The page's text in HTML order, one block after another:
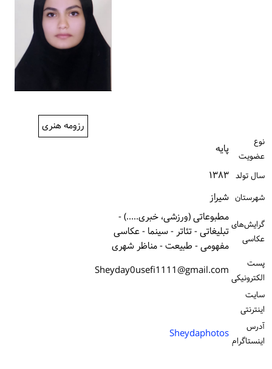
رزومه هنری
نوع
عضویت
پایه
سال تولد ۱۳۸۳
شهرستان شیراز
گرایش‌های
عکاسی
مطبوعاتی (ورزشی، خبری.....) -
تبلیغاتی - تئاتر - سینما - عکاسی
مفهومی - طبیعت - مناظر شهری
پست
الكترونیكی Sheyday0usefi1111@gmail.com
سایت
اینترنتی
آدرس
اینستاگرام Sheydaphotos